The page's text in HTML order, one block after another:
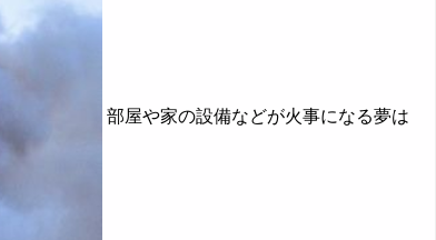
部屋や家の設備などが火事になる夢は